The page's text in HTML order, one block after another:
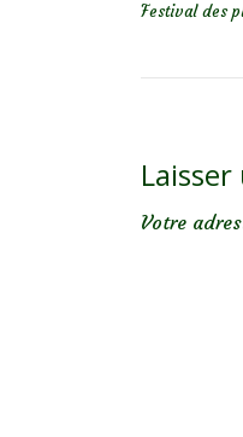
Festival des
Votre